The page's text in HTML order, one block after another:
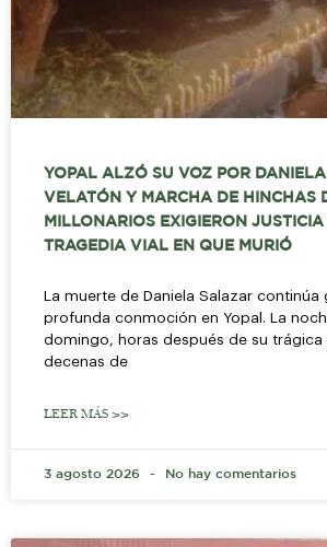
YOPAL ALZÓ SU VOZ POR
VELATÓN Y MARCHA DE HINCHAS
MILLONARIOS EXIGIERON
TRAGEDIA VIAL EN QUE MURIÓ
La muerte de Daniela Salazar continúa
profunda conmoción en Yopal. La
domingo, horas después de su trágica
decenas de
LEER MÁS >>
3 agosto 2026 No hay comentarios